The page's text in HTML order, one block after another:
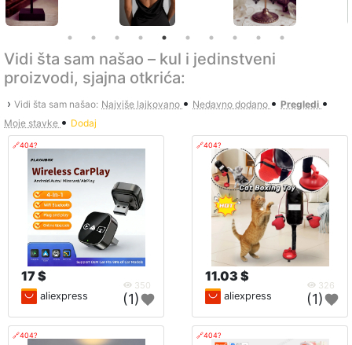
Vidi šta sam našao – kul i jedinstveni
proizvodi, sjajna otkrića:
› Vidi šta sam našao: Najviše lajkovano • Nedavno dodano • Pregledi •
Moje stavke • Dodaj
🔗404?
17 $
350
aliexpress (1)
🔗404?
11.03 $
326
aliexpress (1)
🔗404? 🔗404?